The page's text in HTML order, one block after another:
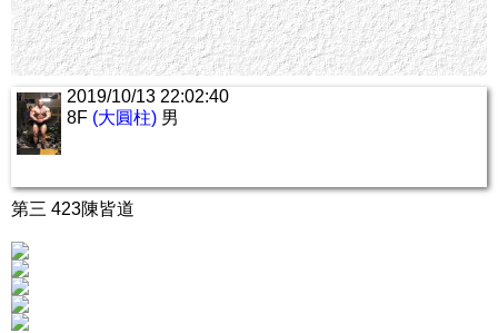
2019/10/13 22:02:40
8F (大圓柱) 男
第三 423陳皆道